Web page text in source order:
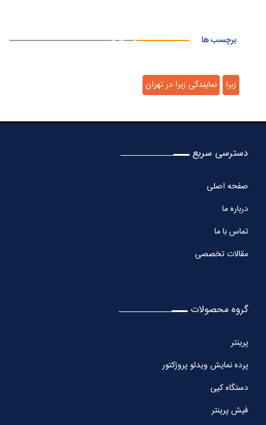
برچسب ها
زبرا نمایندگی زبرا در تهران
دسترسی سریع
صفحه اصلی
درباره ما
تماس با ما
مقالات تخصصی
گروه محصولات
پرینتر
پرده نمایش ویدئو پروژکتور
دستگاه کپی
فیش پرینتر